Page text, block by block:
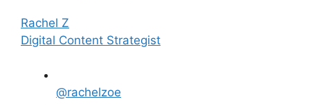
Rachel Z
Digital Content Strategist
@rachelzoe